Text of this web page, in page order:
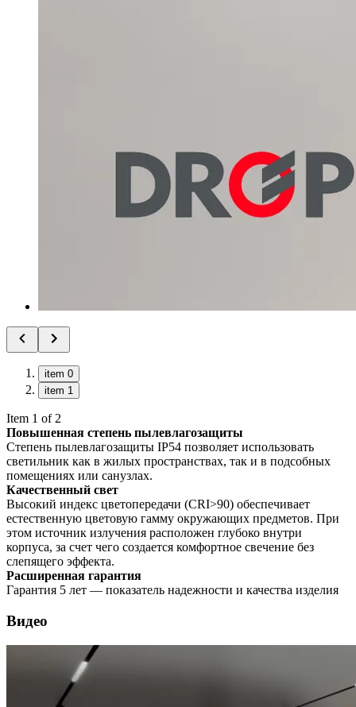
item 0
item 1
Item 1 of 2
Повышенная степень пылевлагозащиты
Степень пылевлагозащиты IP54 позволяет использовать
светильник как в жилых пространствах, так и в подсобных
помещениях или санузлах.
Качественный свет
Высокий индекс цветопередачи (CRI>90) обеспечивает
естественную цветовую гамму окружающих предметов. При
этом источник излучения расположен глубоко внутри
корпуса, за счет чего создается комфортное свечение без
слепящего эффекта.
Расширенная гарантия
Гарантия 5 лет — показатель надежности и качества изделия
Видео